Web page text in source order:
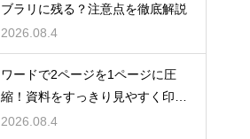
ブラリに残る？注意点を徹底解説
2026.08.4
ワードで2ページを1ページに圧
縮！資料をすっきり見やすく印刷
する設定
2026.08.4